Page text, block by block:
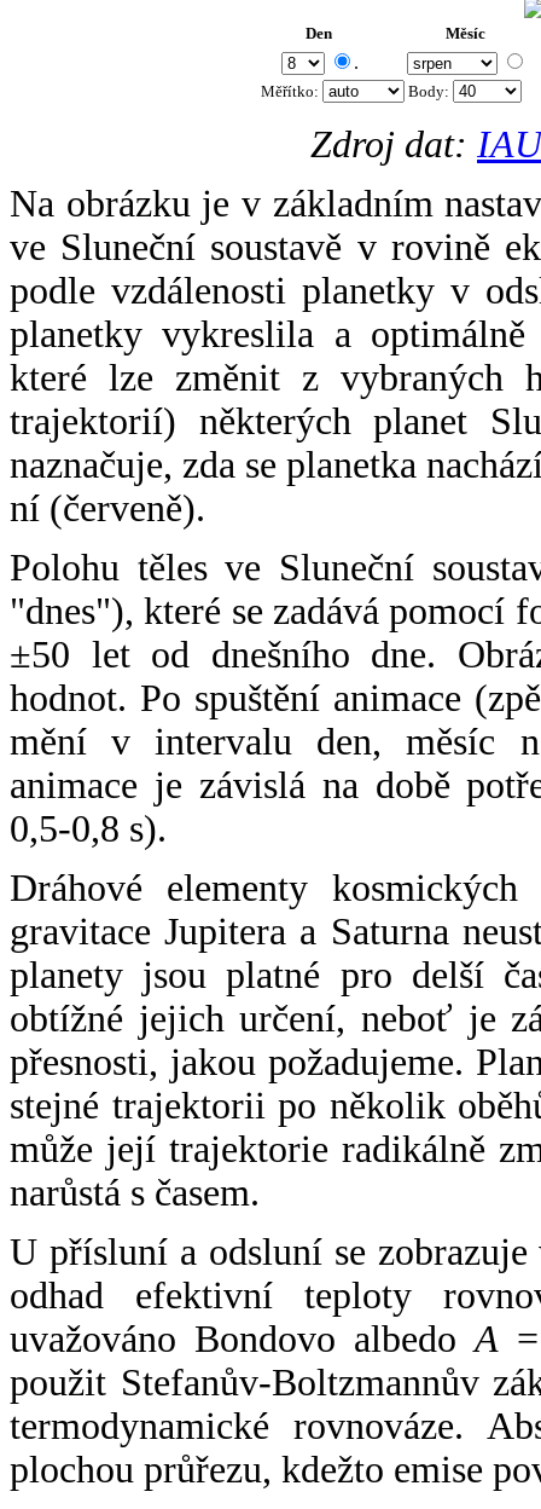
Den Měsíc
.
Měřítko: Body:
Zdroj dat:
Na obrázku je v základním
ve Sluneční soustavě v rovině
podle vzdálenosti planetky v
planetky vykreslila a
které lze změnit z vybraných
trajektorií) některých planet
naznačuje, zda se planetka
ní (červeně).
Polohu těles ve Sluneční
"dnes"), které se zadává pomocí
±50 let od dnešního dne.
hodnot. Po spuštění animace
mění v intervalu den, měsíc
animace je závislá na době
0,5-0,8 s).
Dráhové elementy
gravitace Jupitera a Saturna
planety jsou platné pro delší
obtížné jejich určení, neboť je
přesnosti, jakou požadujeme.
stejné trajektorii po několik
může její trajektorie radikálně
narůstá s časem.
U přísluní a odsluní se
odhad efektivní teploty
uvažováno Bondovo albedoA
použit Stefanův-Boltzmannův
termodynamické rovnováze.
plochou průřezu, kdežto emise